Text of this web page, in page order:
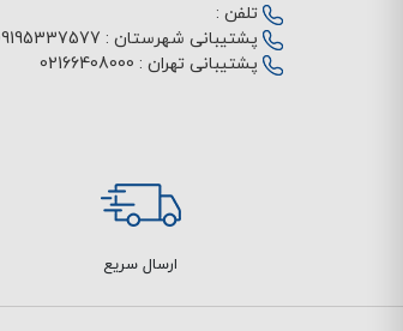
تلفن :
پشتیبانی شهرستان :
پشتیبانی تهران : 02166408000
ارسال سریع